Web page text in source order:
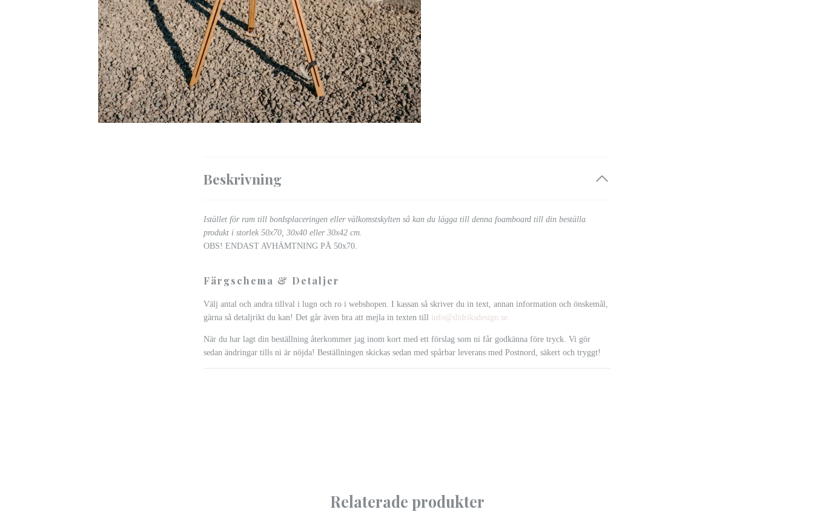
Beskrivning
Istället för ram till bordsplaceringen eller välkomstskylten så kan du lägga till denna foamboard till din beställa
produkt i storlek 50x70, 30x40 eller 30x42 cm.
OBS! ENDAST AVHÄMTNING PÅ 50x70.
Färgschema & Detaljer
Välj antal och andra tillval i lugn och ro i webshopen. I kassan så skriver du in text, annan information och önskemål,
gärna så detaljrikt du kan! Det går även bra att mejla in texten till info@didriksdesign.se.
När du har lagt din beställning återkommer jag inom kort med ett förslag som ni får godkänna före tryck. Vi gör
sedan ändringar tills ni är nöjda! Beställningen skickas sedan med spårbar leverans med Postnord, säkert och tryggt!
Relaterade produkter